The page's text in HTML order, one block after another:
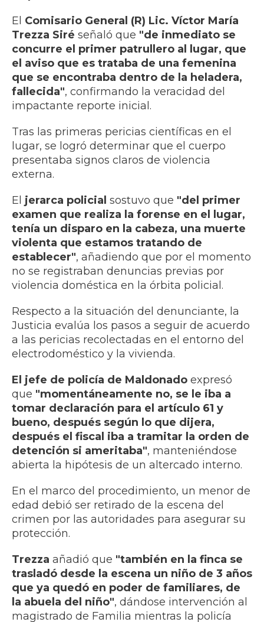
El Comisario General (R) Lic. Víctor María
Trezza Siré señaló que "de inmediato se
concurre el primer patrullero al lugar, que
el aviso que es trataba de una femenina
que se encontraba dentro de la heladera,
fallecida", confirmando la veracidad del
impactante reporte inicial.
Tras las primeras pericias científicas en el
lugar, se logró determinar que el cuerpo
presentaba signos claros de violencia
externa.
El jerarca policial sostuvo que "del primer
examen que realiza la forense en el lugar,
tenía un disparo en la cabeza, una muerte
violenta que estamos tratando de
establecer", añadiendo que por el momento
no se registraban denuncias previas por
violencia doméstica en la órbita policial.
Respecto a la situación del denunciante, la
Justicia evalúa los pasos a seguir de acuerdo
a las pericias recolectadas en el entorno del
electrodoméstico y la vivienda.
El jefe de policía de Maldonado expresó
que "momentáneamente no, se le iba a
tomar declaración para el artículo 61 y
bueno, después según lo que dijera,
después el fiscal iba a tramitar la orden de
detención si ameritaba", manteniéndose
abierta la hipótesis de un altercado interno.
En el marco del procedimiento, un menor de
edad debió ser retirado de la escena del
crimen por las autoridades para asegurar su
protección.
Trezza añadió que "también en la finca se
trasladó desde la escena un niño de 3 años
que ya quedó en poder de familiares, de
la abuela del niño", dándose intervención al
magistrado de Familia mientras la policía